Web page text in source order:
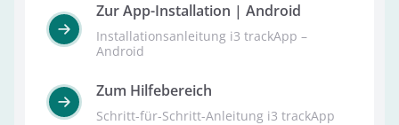
Zur App-Installation | Android
Installationsanleitung i3 trackApp –
Android
Zum Hilfebereich
Schritt-für-Schritt-Anleitung i3 trackApp